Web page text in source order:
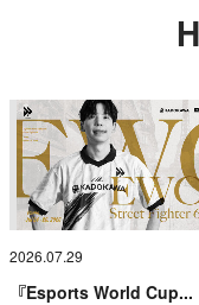
2026.07.29
『Esports World Cup...